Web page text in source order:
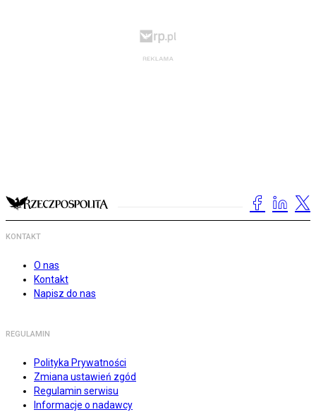
KONTAKT
O nas
Kontakt
Napisz do nas
REGULAMIN
Polityka Prywatności
Zmiana ustawień zgód
Regulamin serwisu
Informacje o nadawcy